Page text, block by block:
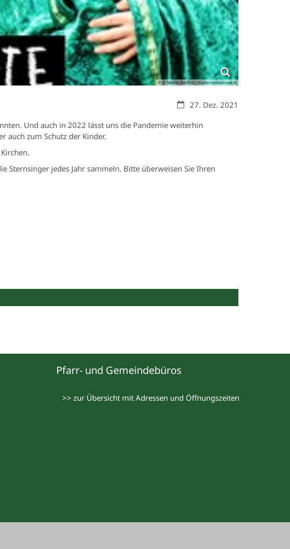
© © Martin Steffen / Kindermissionswerk
Datum:27. Dez. 2021
Und auch in 2022 lässt uns die Pandemie weiterhin
auch zum Schutz der Kinder.
jedes Jahr sammeln. Bitte überweisen Sie Ihren
Pfarr- und Gemeindebüros
>> zur Übersicht mit Adressen und Öffnungszeiten